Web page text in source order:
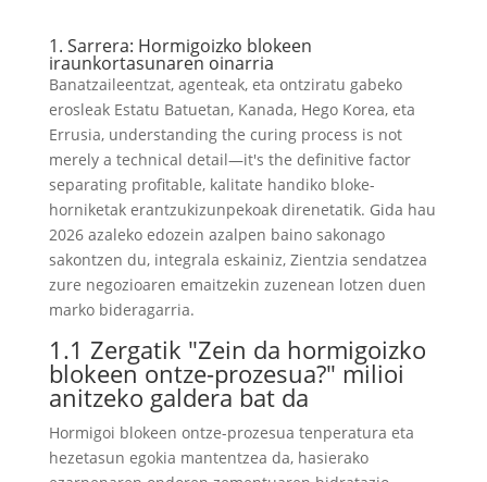
1. Sarrera: Hormigoizko blokeen
iraunkortasunaren oinarria
Banatzaileentzat, agenteak, eta ontziratu gabeko
erosleak Estatu Batuetan, Kanada, Hego Korea, eta
Errusia, understanding the curing process is not
merely a technical detail—it's the definitive factor
separating profitable, kalitate handiko bloke-
horniketak erantzukizunpekoak direnetatik. Gida hau
2026 azaleko edozein azalpen baino sakonago
sakontzen du, integrala eskainiz, Zientzia sendatzea
zure negozioaren emaitzekin zuzenean lotzen duen
marko bideragarria.
1.1 Zergatik "Zein da hormigoizko
blokeen ontze-prozesua?" milioi
anitzeko galdera bat da
Hormigoi blokeen ontze-prozesua tenperatura eta
hezetasun egokia mantentzea da, hasierako